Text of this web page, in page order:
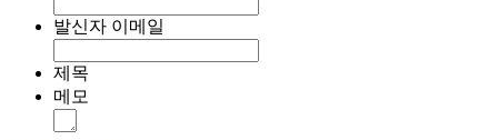
발신자 이메일
제목
메모